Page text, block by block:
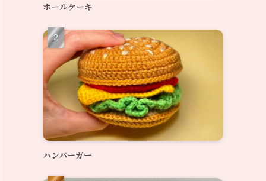
ホールケーキ
ハンバーガー